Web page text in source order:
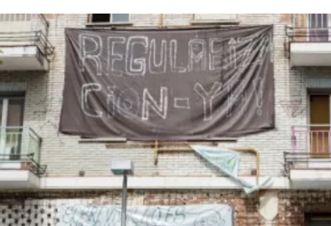
el
hoy
Libro
Cine
Dos minutos
Aplicaciones
Música
Poesía
Relato
El atrio
In